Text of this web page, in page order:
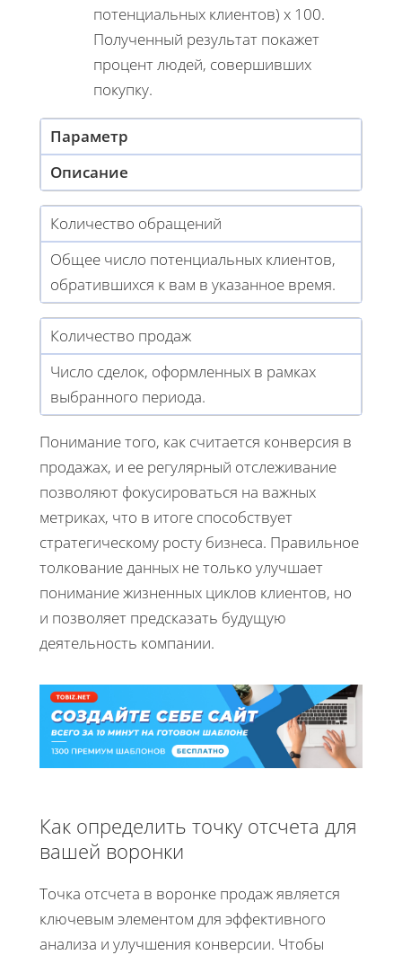
потенциальных клиентов) x 100.
Полученный результат покажет
процент людей, совершивших
покупку.
Параметр
Описание
Количество обращений
Общее число потенциальных клиентов,
обратившихся к вам в указанное время.
Количество продаж
Число сделок, оформленных в рамках
выбранного периода.
Понимание того, как считается конверсия в
продажах, и ее регулярный отслеживание
позволяют фокусироваться на важных
метриках, что в итоге способствует
стратегическому росту бизнеса. Правильное
толкование данных не только улучшает
понимание жизненных циклов клиентов, но
и позволяет предсказать будущую
деятельность компании.
Как определить точку отсчета для
вашей воронки
Точка отсчета в воронке продаж является
ключевым элементом для эффективного
анализа и улучшения конверсии. Чтобы